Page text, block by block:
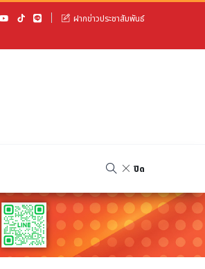
ฝากข่าวประชาสัมพันธ์
ปิด